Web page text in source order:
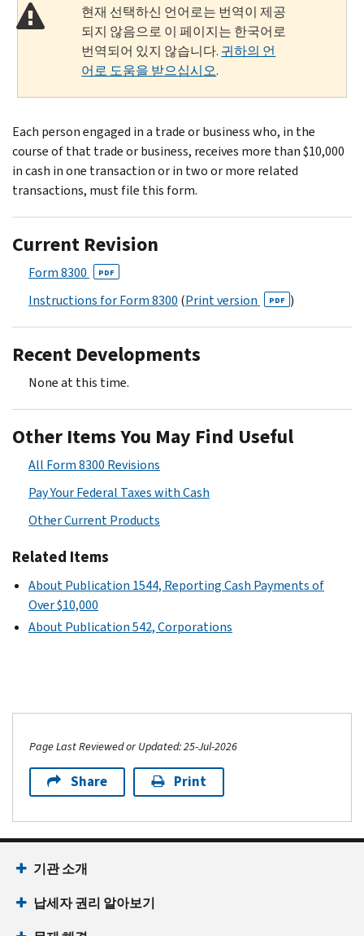
현재 선택하신 언어로는 번역이 제공
되지 않음으로 이 페이지는 한국어로
번역되어 있지 않습니다. 귀하의 언
어로 도움을 받으십시오.
Each person engaged in a trade or business who, in the
course of that trade or business, receives more than $10,000
in cash in one transaction or in two or more related
transactions, must file this form.
Current Revision
Form 8300 PDF
Instructions for Form 8300 (Print version PDF )
Recent Developments
None at this time.
Other Items You May Find Useful
All Form 8300 Revisions
Pay Your Federal Taxes with Cash
Other Current Products
Related Items
About Publication 1544, Reporting Cash Payments of
Over $10,000
About Publication 542, Corporations
Page Last Reviewed or Updated: 25-Jul-2026
Share Print
기관 소개
납세자 권리 알아보기